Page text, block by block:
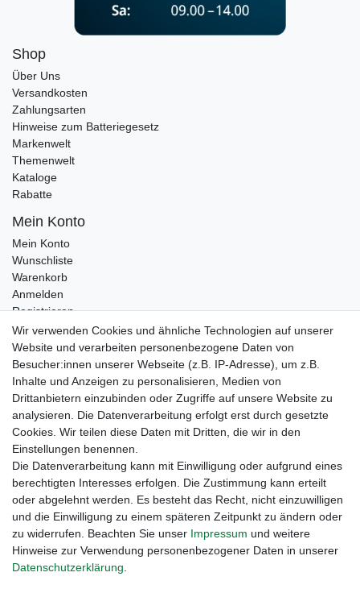
Shop
Über Uns
Versandkosten
Zahlungsarten
Hinweise zum Batteriegesetz
Markenwelt
Themenwelt
Kataloge
Rabatte
Mein Konto
Mein Konto
Wunschliste
Warenkorb
Anmelden
Registrieren
Kontakt
Newsletter Anmeldung
Newsletter Abmeldung
Widerrufs­recht
Wir verwenden Cookies und ähnliche Technologien auf unserer
Website und verarbeiten personenbezogene Daten von
Besucher:innen unserer Webseite (z.B. IP-Adresse), um z.B.
Inhalte und Anzeigen zu personalisieren, Medien von
Drittanbietern einzubinden oder Zugriffe auf unsere Website zu
analysieren. Die Datenverarbeitung erfolgt erst durch gesetzte
Cookies. Wir teilen diese Daten mit Dritten, die wir in den
Einstellungen benennen.
Die Datenverarbeitung kann mit Einwilligung oder aufgrund eines
berechtigten Interesses erfolgen. Die Zustimmung kann erteilt
oder abgelehnt werden. Es besteht das Recht, nicht einzuwilligen
und die Einwilligung zu einem späteren Zeitpunkt zu ändern oder
zu widerrufen. Beachten Sie unser Impressum und weitere
Hinweise zur Verwendung personenbezogener Daten in unserer
Daten­schutz­erklärung